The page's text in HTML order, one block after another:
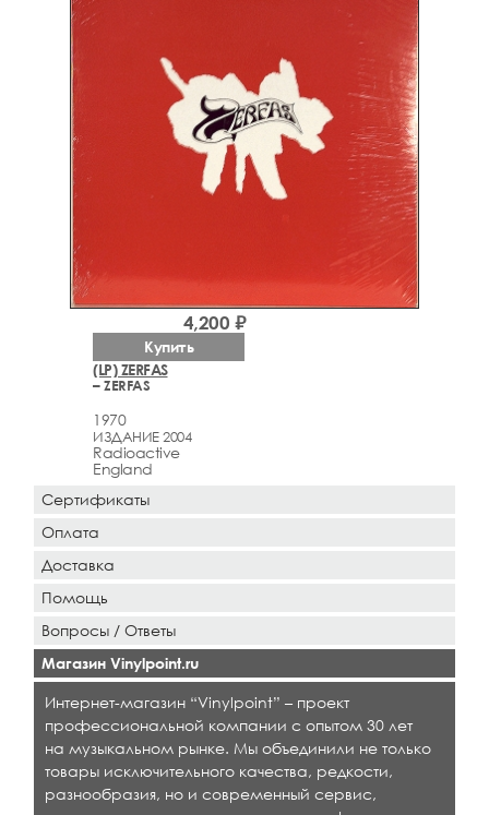
(LP) ZERFAS
– ZERFAS
1970
ИЗДАНИЕ 2004
Radioactive
England
4,200 ₽
Купить
Сертификаты
Оплата
Доставка
Помощь
Вопросы / Ответы
Магазин Vinylpoint.ru
Интернет-магазин “Vinylpoint” – проект
профессиональной компании с опытом 30 лет
на музыкальном рынке. Мы объединили не только
товары исключительного качества, редкости,
разнообразия, но и современный сервис,